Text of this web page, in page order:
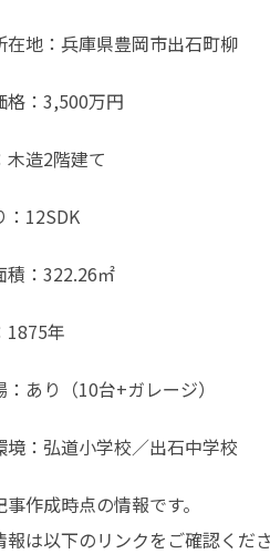
在地：兵庫県豊岡市出石町柳
格：3,500万円
木造2階建て
：12SDK
積：322.26㎡
1875年
あり（10台+ガレージ）
境：弘道小学校／出石中学校
作成時点の情報です。